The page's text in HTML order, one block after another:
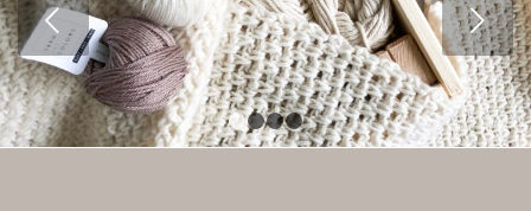
Volgende
1 2 3 4